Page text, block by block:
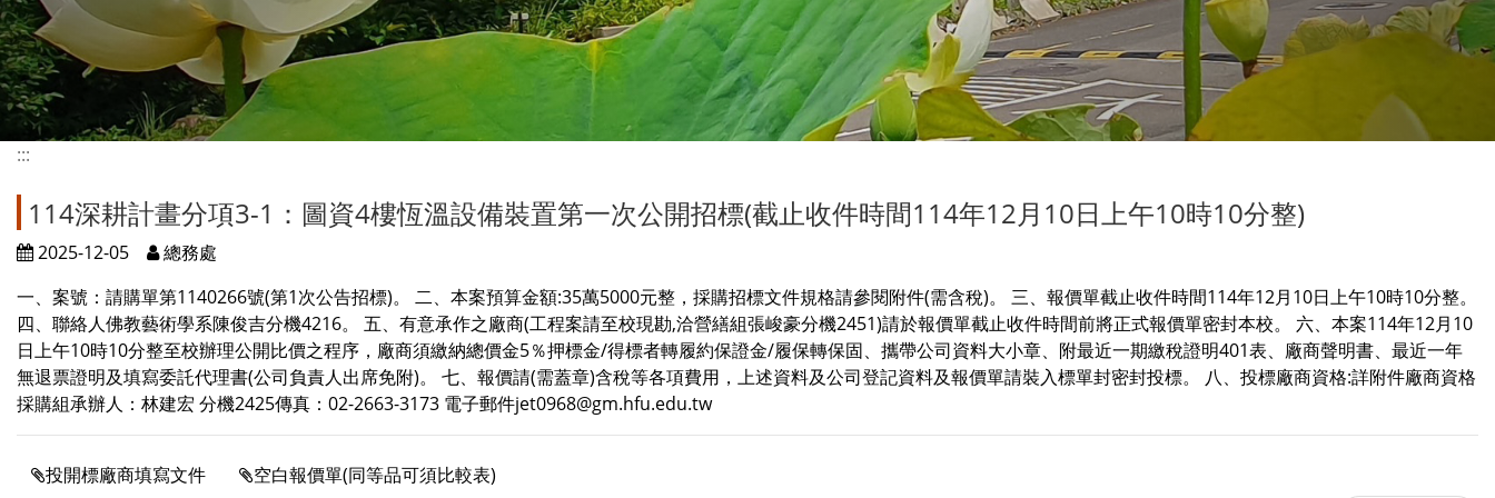
:::
114深耕計畫分項3-1：圖資4樓恆溫設備裝置第一次公開招標(截止收件時間114年12月10日上午10時10分整)
2025-12-05
總務處
一、案號：請購單第1140266號(第1次公告招標)。 二、本案預算金額:35萬5000元整，採購招標文件規格請參閱附件(需含稅)。 三、報價單截止收件時間114年12月10日上午10時10分整。
四、聯絡人佛教藝術學系陳俊吉分機4216。 五、有意承作之廠商(工程案請至校現勘,洽營繕組張峻豪分機2451)請於報價單截止收件時間前將正式報價單密封本校。 六、本案114年12月10
日上午10時10分整至校辦理公開比價之程序，廠商須繳納總價金5％押標金/得標者轉履約保證金/履保轉保固、攜帶公司資料大小章、附最近一期繳稅證明401表、廠商聲明書、最近一年
無退票證明及填寫委託代理書(公司負責人出席免附)。 七、報價請(需蓋章)含稅等各項費用，上述資料及公司登記資料及報價單請裝入標單封密封投標。 八、投標廠商資格:詳附件廠商資格
採購組承辦人：林建宏 分機2425傳真：02-2663-3173 電子郵件jet0968@gm.hfu.edu.tw
投開標廠商填寫文件 空白報價單(同等品可須比較表)